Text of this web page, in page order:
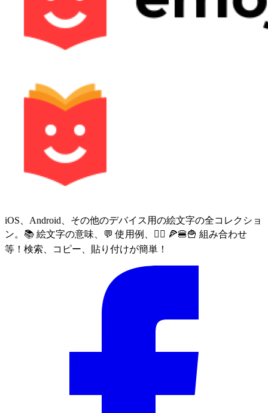
iOS、Android、その他のデバイス用の絵文字の全コレクショ
ン。📚 絵文字の意味、💬 使用例、🙅‍♀️ 🍕🍔🍟 組み合わせ
等！検索、コピー、貼り付けが簡単！